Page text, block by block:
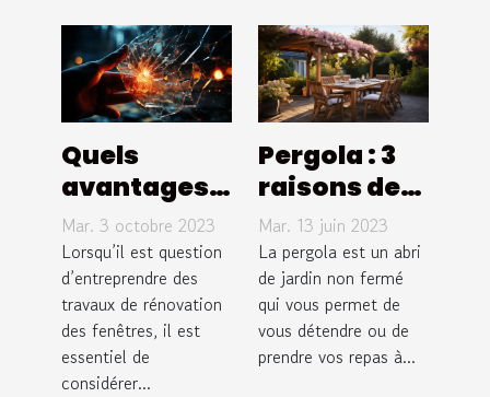
Quels
avantages à
remplacer
vos fenêtres
par des
verres de
sécurité?
Mar. 3 octobre 2023
Lorsqu’il est question
d’entreprendre des
travaux de rénovation
des fenêtres, il est
essentiel de
considérer...
Pergola : 3
raisons de
l’installer
dans votre
jardin
Mar. 13 juin 2023
La pergola est un abri
de jardin non fermé
qui vous permet de
vous détendre ou de
prendre vos repas à...